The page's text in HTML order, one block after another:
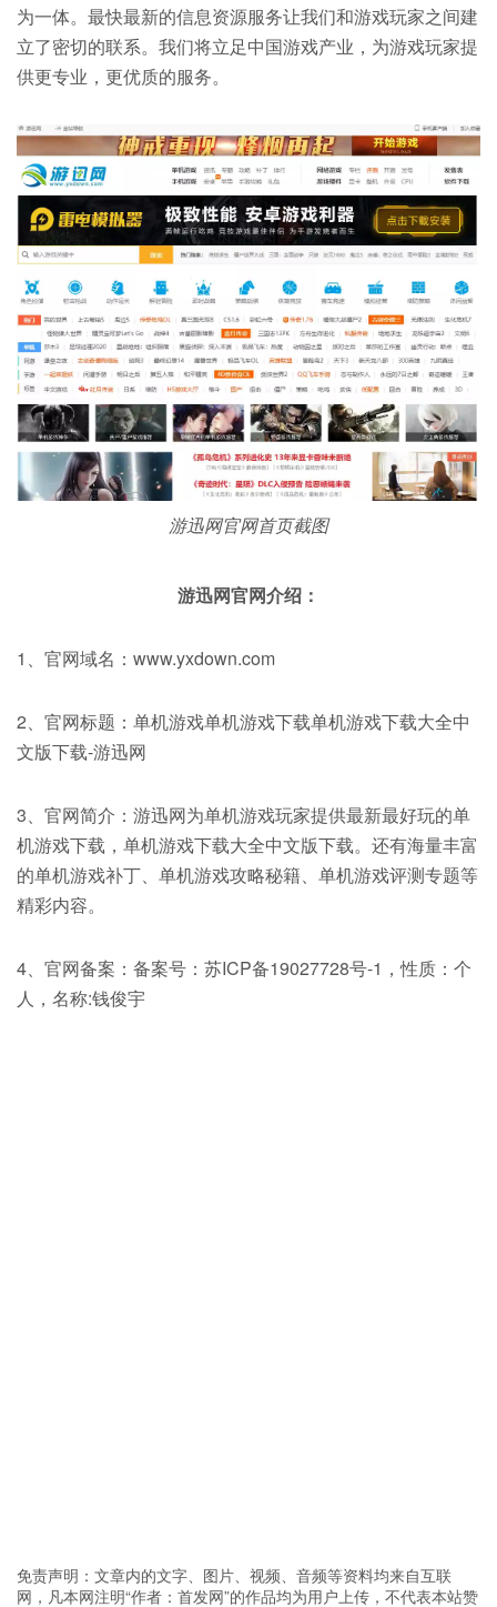
为一体。最快最新的信息资源服务让我们和游戏玩家之间建
立了密切的联系。我们将立足中国游戏产业，为游戏玩家提
供更专业，更优质的服务。
游迅网官网首页截图
游迅网官网介绍：
1、官网域名：www.yxdown.com
2、官网标题：单机游戏单机游戏下载单机游戏下载大全中
文版下载-游迅网
3、官网简介：游迅网为单机游戏玩家提供最新最好玩的单
机游戏下载，单机游戏下载大全中文版下载。还有海量丰富
的单机游戏补丁、单机游戏攻略秘籍、单机游戏评测专题等
精彩内容。
4、官网备案：备案号：苏ICP备19027728号-1，性质：个
人，名称:钱俊宇
免责声明：文章内的文字、图片、视频、音频等资料均来自互联
网，凡本网注明“作者：首发网”的作品均为用户上传，不代表本站赞